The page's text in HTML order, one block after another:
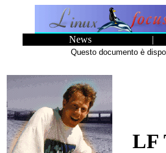
News |
Questo documento è
LF